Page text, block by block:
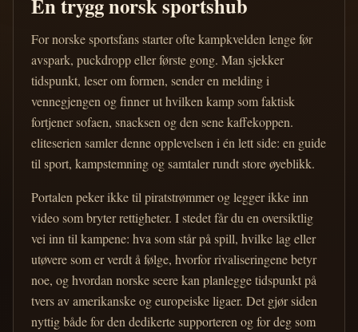
For norske sportsfans starter ofte kampkvelden lenge før
avspark, puckdropp eller første gong. Man sjekker
tidspunkt, leser om formen, sender en melding i
vennegjengen og finner ut hvilken kamp som faktisk
fortjener sofaen, snacksen og den sene kaffekoppen.
eliteserien samler denne opplevelsen i én lett side: en guide
til sport, kampstemning og samtaler rundt store øyeblikk.
Portalen peker ikke til piratstrømmer og legger ikke inn
video som bryter rettigheter. I stedet får du en oversiktlig
vei inn til kampene: hva som står på spill, hvilke lag eller
utøvere som er verdt å følge, hvorfor rivaliseringene betyr
noe, og hvordan norske seere kan planlegge tidspunkt på
tvers av amerikanske og europeiske ligaer. Det gjør siden
nyttig både for den dedikerte supporteren og for deg som